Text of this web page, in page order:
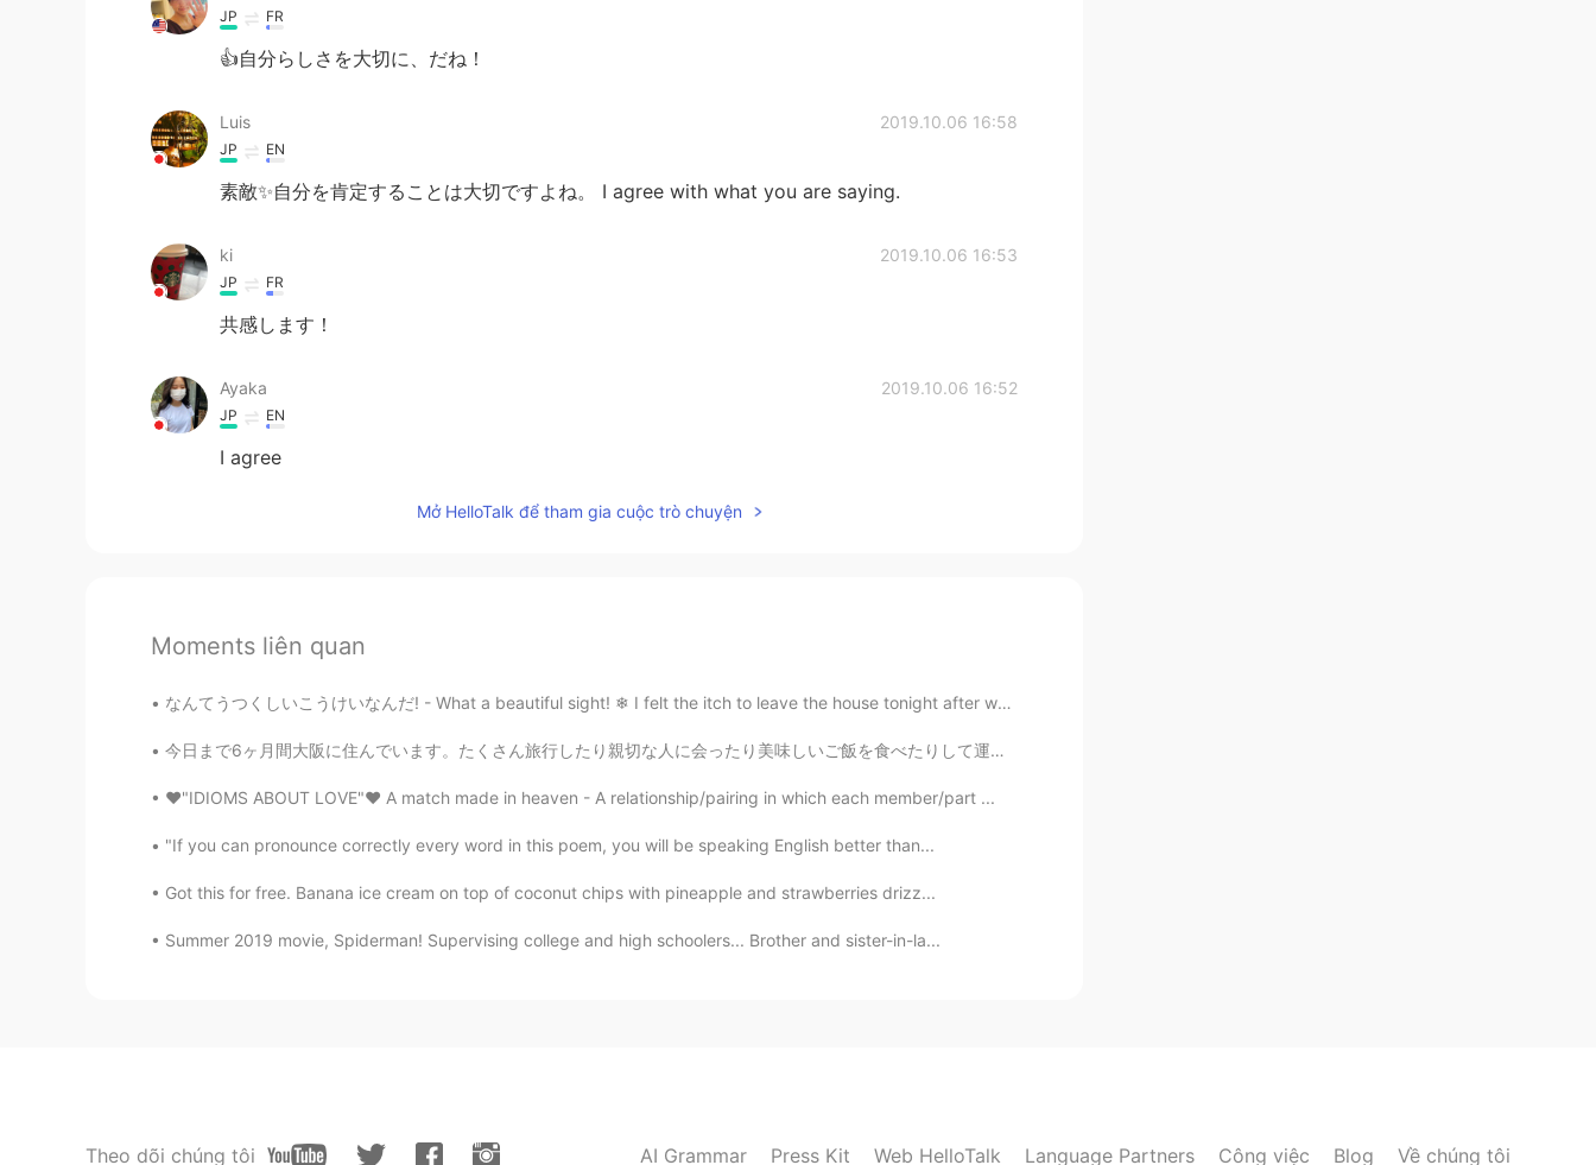
JP FR
👍自分らしさを大切に、だね！
Luis 2019.10.06 16:58
JP EN
素敵✨自分を肯定することは大切ですよね。 I agree with what you are saying.
ki 2019.10.06 16:53
JP FR
共感します！
Ayaka 2019.10.06 16:52
JP EN
I agree
Mở HelloTalk để tham gia cuộc trò chuyện
Moments liên quan
なんてうつくしいこうけいなんだ! - What a beautiful sight! ❄ I felt the itch to leave the house tonight after wo...
今日まで6ヶ月間大阪に住んでいます。たくさん旅行したり親切な人に会ったり美味しいご飯を食べたりして運がいいと思います。あと6ヶ月でイギリスに帰ります。私は日本での生活に慣れたと思います。でも、ま...
❤"IDIOMS ABOUT LOVE"❤ A match made in heaven - A relationship/pairing in which each member/part ...
"If you can pronounce correctly every word in this poem, you will be speaking English better than...
Got this for free. Banana ice cream on top of coconut chips with pineapple and strawberries drizz...
Summer 2019 movie, Spiderman! Supervising college and high schoolers... Brother and sister-in-la...
Theo dõi chúng tôi AI Grammar Press Kit Web HelloTalk Language Partners Công việc Blog Về chúng tôi